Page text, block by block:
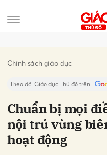
Chính sách giáo dục
Theo dõi Giáo dục Thủ đô trên
Chuẩn bị mọi
nội trú vùng
hoạt động